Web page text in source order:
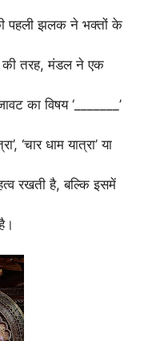
पहली झलक ने भक्तों के
की तरह, मंडल ने एक
का विषय ‘_______’
‘चार धाम यात्रा’ या
रखती है, बल्कि इसमें